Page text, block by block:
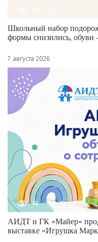
Школьный набор
формы снизились,
7 августа 2026
48 0
АИДТ и ГК «Майер»
выставке «Игрушка